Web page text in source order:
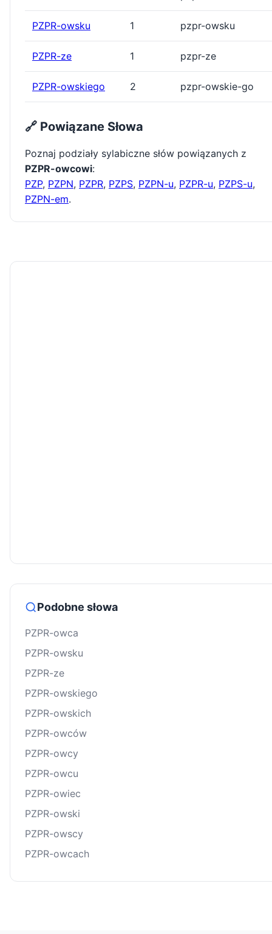
PZPR-owsku 1 pzpr-owsku
PZPR-ze 1 pzpr-ze
PZPR-owskiego 2 pzpr-owskie-go
🔗 Powiązane Słowa
Poznaj podziały sylabiczne słów powiązanych z
PZPR-owcowi:
PZP, PZPN, PZPR, PZPS, PZPN-u, PZPR-u, PZPS-u,
PZPN-em.
Podobne słowa
PZPR-owca
PZPR-owsku
PZPR-ze
PZPR-owskiego
PZPR-owskich
PZPR-owców
PZPR-owcy
PZPR-owcu
PZPR-owiec
PZPR-owski
PZPR-owscy
PZPR-owcach